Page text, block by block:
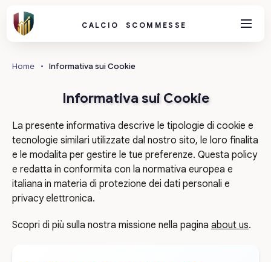
CALCIO SCOMMESSE
Home • Informativa sui Cookie
Informativa sui Cookie
La presente informativa descrive le tipologie di cookie e
tecnologie similari utilizzate dal nostro sito, le loro finalita
e le modalita per gestire le tue preferenze. Questa policy
e redatta in conformita con la normativa europea e
italiana in materia di protezione dei dati personali e
privacy elettronica.
Scopri di più sulla nostra missione nella pagina about us.